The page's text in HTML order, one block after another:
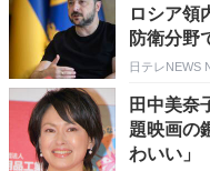
ロシア領
防衛分野
日テレNEWS
田中美奈
題映画の
わいい」